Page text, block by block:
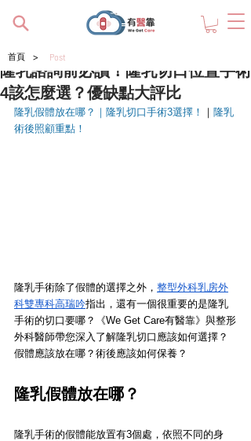
隆乳諮詢前必讀！隆乳切口位置手術
4該怎麼選？優缺點大評比
隆乳假體放在哪？ ｜ 隆乳切口手術3選擇！ ｜ 隆乳
術後照顧重點！
隆乳手術除了假體的選擇之外， 整型外科乳房外
科雙專科高瑞吟指出，還有一個很重要的是隆乳
手術的切口要哪？《We Get Care有醫靠》與整形
外科醫師帶您深入了解隆乳切口應該如何選擇？
假體應該放在哪？術後應該如何保養？
隆乳假體放在哪？
隆乳手術的假體能放置有3個處，依照不同的身
首頁 > Post